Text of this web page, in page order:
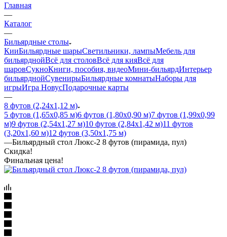
Главная
—
Каталог
—
Бильярдные столы
КииБильярдные шарыСветильники, лампыМебель для
бильярднойВсё для столовВсё для кияВсё для
шаровСукноКниги, пособия, видеоМини-бильярдИнтерьер
бильярднойСувенирыБильярдные комнатыНаборы для
игрыИгра НовусПодарочные карты
—
8 футов (2,24х1,12 м)
5 футов (1,65х0,85 м)6 футов (1,80х0,90 м)7 футов (1,99х0,99
м)9 футов (2,54х1,27 м)10 футов (2,84х1,42 м)11 футов
(3,20х1,60 м)12 футов (3,50х1,75 м)
—Бильярдный стол Люкс-2 8 футов (пирамида, пул)
Скидка!
Финальная цена!